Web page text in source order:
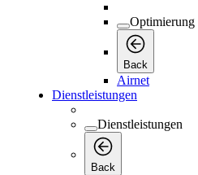
Optimierung
Back
Airnet
Dienstleistungen
Dienstleistungen
Back